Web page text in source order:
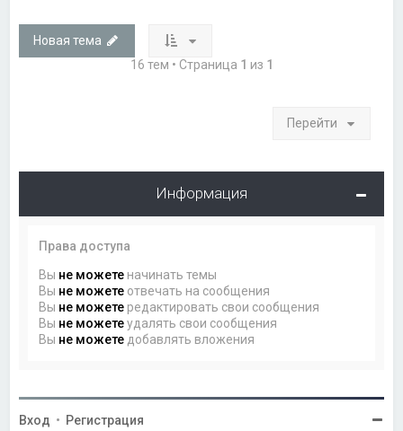
Новая тема
16 тем • Страница 1 из 1
Перейти
Информация
Права доступа
Вы не можете начинать темы
Вы не можете отвечать на сообщения
Вы не можете редактировать свои сообщения
Вы не можетеудалять свои сообщения
Вы не можете добавлять вложения
Вход • Регистрация